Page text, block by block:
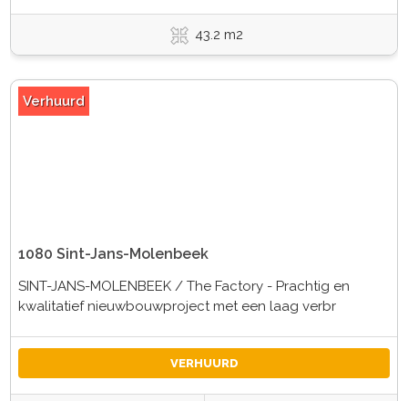
43.2 m2
Verhuurd
1080 Sint-Jans-Molenbeek
SINT-JANS-MOLENBEEK / The Factory - Prachtig en
kwalitatief nieuwbouwproject met een laag verbr
VERHUURD